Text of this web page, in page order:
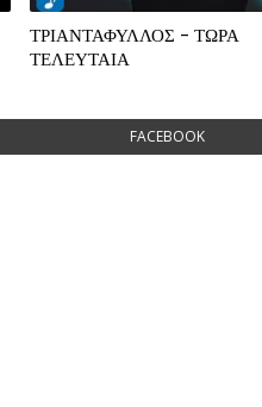
ΤΡΙΑΝΤΑΦΥΛΛΟΣ - ΤΩΡΑ
ΤΕΛΕΥΤΑΙΑ
FACEBOOK